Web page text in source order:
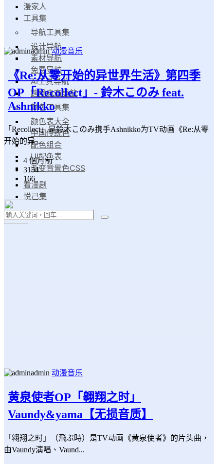
漫家人
工具集
导航工具集
设计导航
素材导航
免费导航
AI工具导航
跨境电商导航
颜色工具集
颜色表大全
中国传统色
配色组合
UI配色表
渐变背景色CSS
看漫剧
悦己集
admin动漫音乐
《Re:从零开始的异世界生活》第四季
OP「Recollect」- 鈴木このみ feat.
Ashnikko
「Recollect」是鈴木このみ携手Ashnikko为TV动画《Re:从零
开始的异...
4 個月前
3154
166
admin 动漫音乐
黄泉使者OP「翱翔之时」
Vaundy&yama【无损音质】
「翱翔之时」（飛ぶ時）是TV动画《黄泉使者》的片头曲，
由Vaundy演唱、Vaund...